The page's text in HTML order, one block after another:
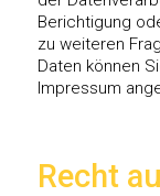
Berichtigung
zu weiteren
Daten können
Impressum
Recht